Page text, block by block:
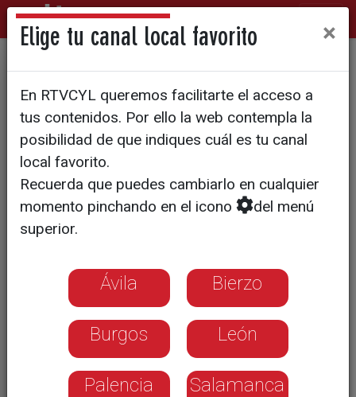
Laguna de Duero solo
permitirá entrar a la piscina
municipal a los abonados de
toda la temporada durante
los fines de semana y
festivos de verano
Elige tu canal local favorito ×
En RTVCYL queremos facilitarte el acceso a
tus contenidos. Por ello la web contempla la
posibilidad de que indiques cuál es tu canal
local favorito.
Recuerda que puedes cambiarlo en cualquier
momento pinchando en el icono
del menú
superior.
Ávila Bierzo
Burgos León
Palencia Salamanca